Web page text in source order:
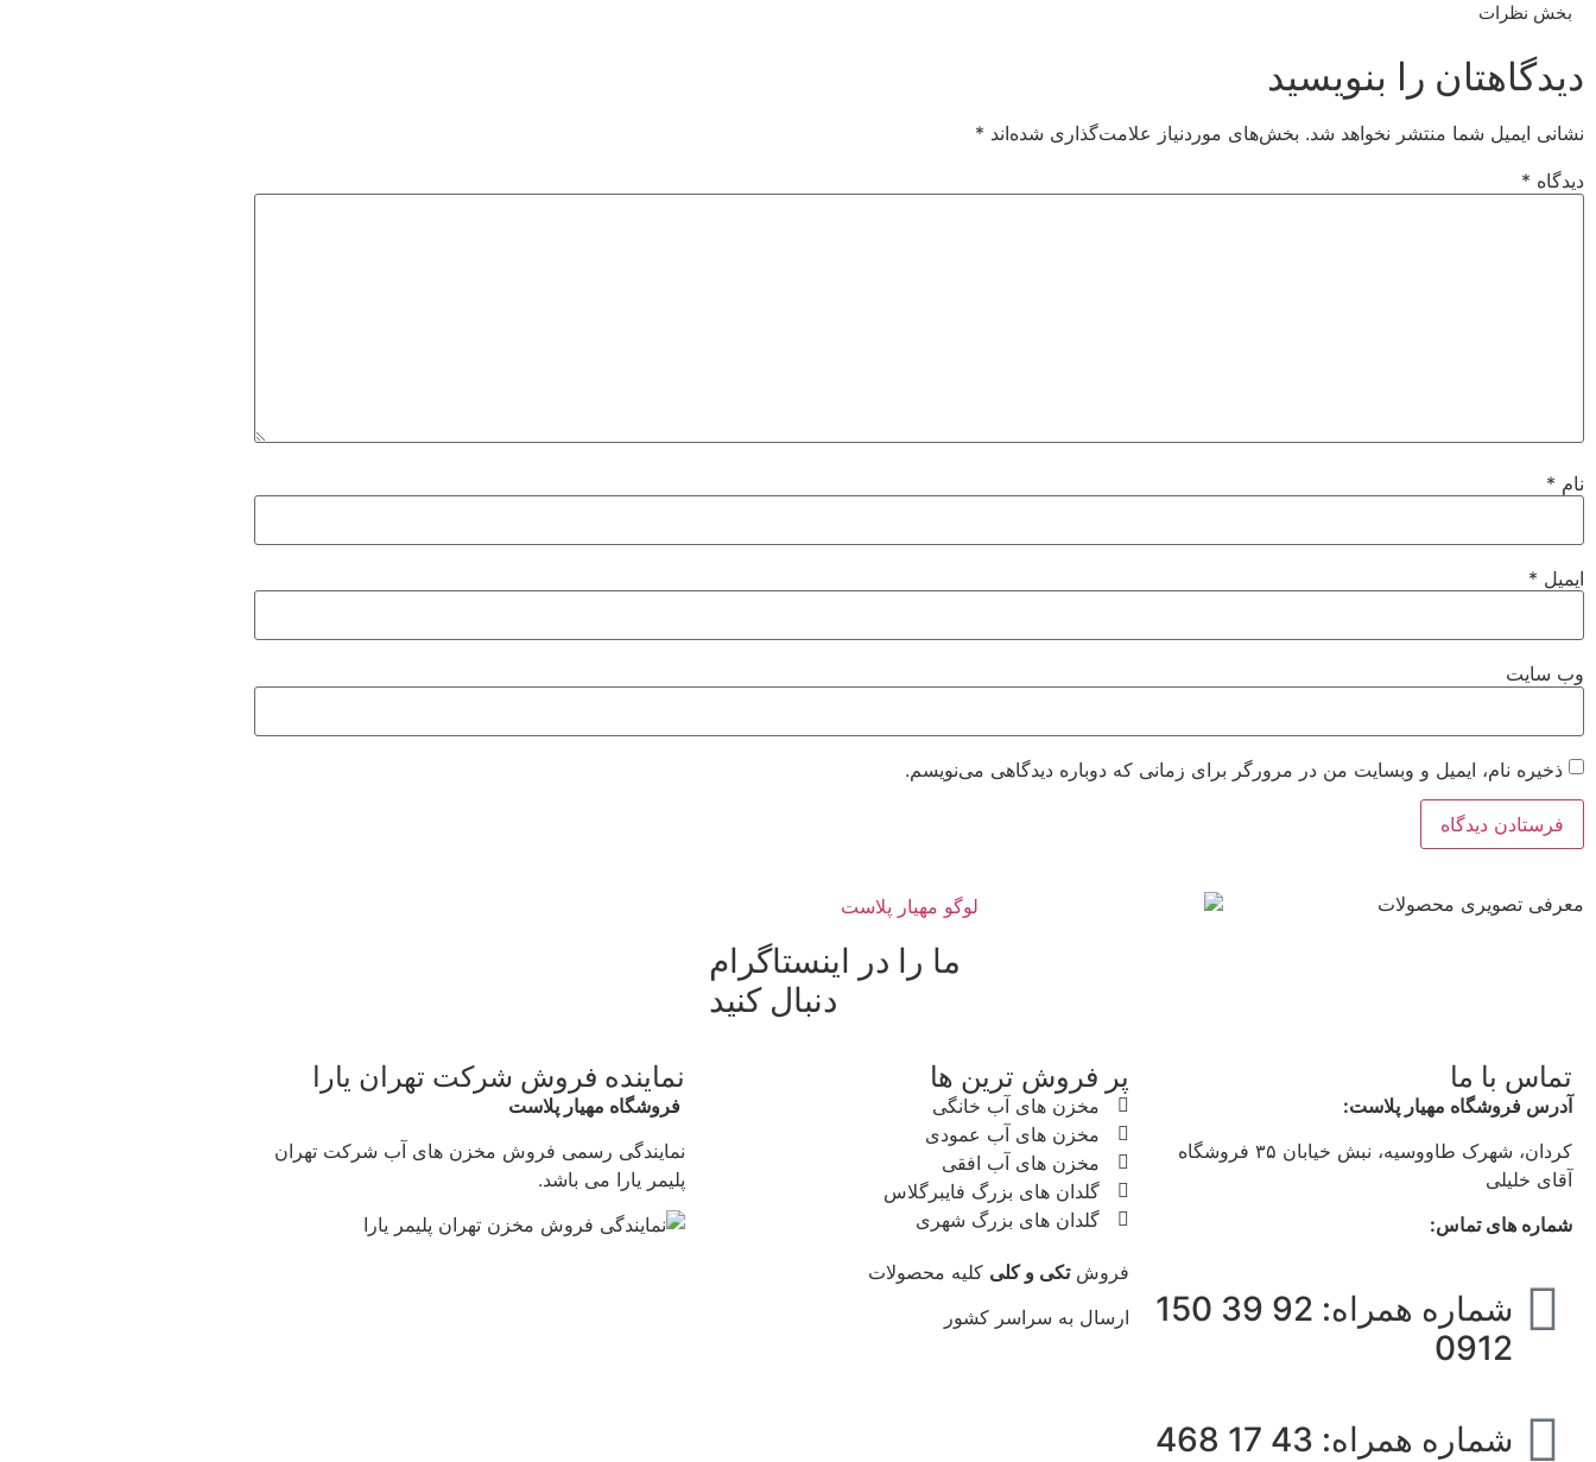
بخش نظرات
دیدگاهتان را بنویسید
نشانی ایمیل شما منتشر نخواهد شد. بخش‌های موردنیاز علامت‌گذاری شده‌اند *
دیدگاه *
نام *
ایمیل *
وب‌ سایت
ذخیره نام، ایمیل و وبسایت من در مرورگر برای زمانی که دوباره دیدگاهی می‌نویسم.
معرفی تصویری محصولات
ما را در اینستاگرام
دنبال کنید
تماس با ما
آدرس فروشگاه مهیار پلاست:
کردان، شهرک طاووسیه، نبش خیابان ۳۵ فروشگاه
آقای خلیلی
شماره های تماس:
شماره همراه: 92 39 150
0912
شماره همراه: 43 17 468
پر فروش ترین ها
مخزن های آب خانگی
مخزن های آب عمودی
مخزن های آب افقی
گلدان های بزرگ فایبرگلاس
گلدان های بزرگ شهری
فروشتکی و کلی کلیه محصولات
ارسال به سراسر کشور
نماینده فروش شرکت تهران یارا
فروشگاه مهیار پلاست
نمایندگی رسمی فروش مخزن های آب شرکت تهران
پلیمر یارا می باشد.